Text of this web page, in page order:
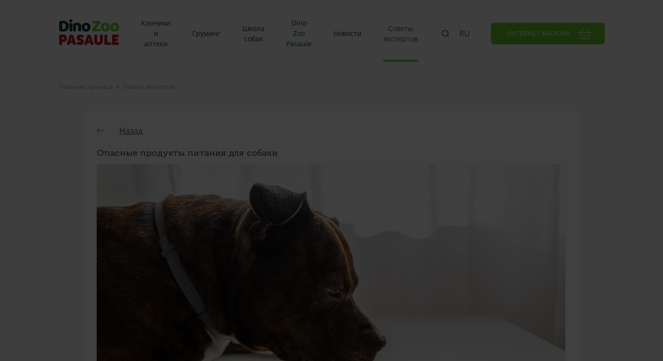
Клиники
и
аптеки
Груминг
Школа
собак
Dino
Zoo
Pasaule
Новости
Советы
экспертов
RU ИНТЕРНЕТ-МАГАЗИН
Главная страница Советы экспертов
Назад
Опасные продукты питания для собаки